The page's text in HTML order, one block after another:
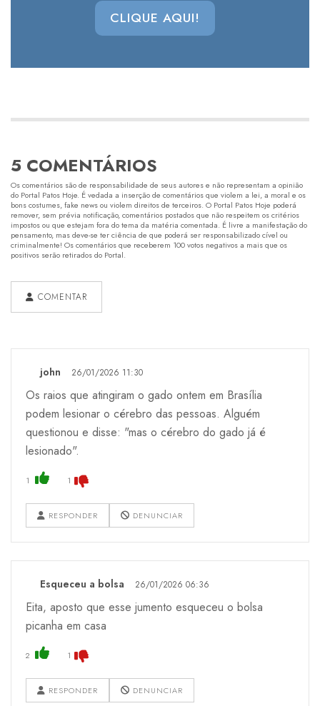
CLIQUE AQUI!
5 COMENTÁRIOS
Os comentários são de responsabilidade de seus autores e não representam a opinião
do Portal Patos Hoje. É vedada a inserção de comentários que violem a lei, a moral e os
bons costumes, fake news ou violem direitos de terceiros. O Portal Patos Hoje poderá
remover, sem prévia notificação, comentários postados que não respeitem os critérios
impostos ou que estejam fora do tema da matéria comentada. É livre a manifestação do
pensamento, mas deve-se ter ciência de que poderá ser responsabilizado cível ou
criminalmente! Os comentários que receberem 100 votos negativos a mais que os
positivos serão retirados do Portal.
COMENTAR
john 26/01/2026 11:30
Os raios que atingiram o gado ontem em Brasília
podem lesionar o cérebro das pessoas. Alguém
questionou e disse: "mas o cérebro do gado já é
lesionado".
1 1
RESPONDER DENUNCIAR
Esqueceu a bolsa 26/01/2026 06:36
Eita, aposto que esse jumento esqueceu o bolsa
picanha em casa
2 1
RESPONDER DENUNCIAR